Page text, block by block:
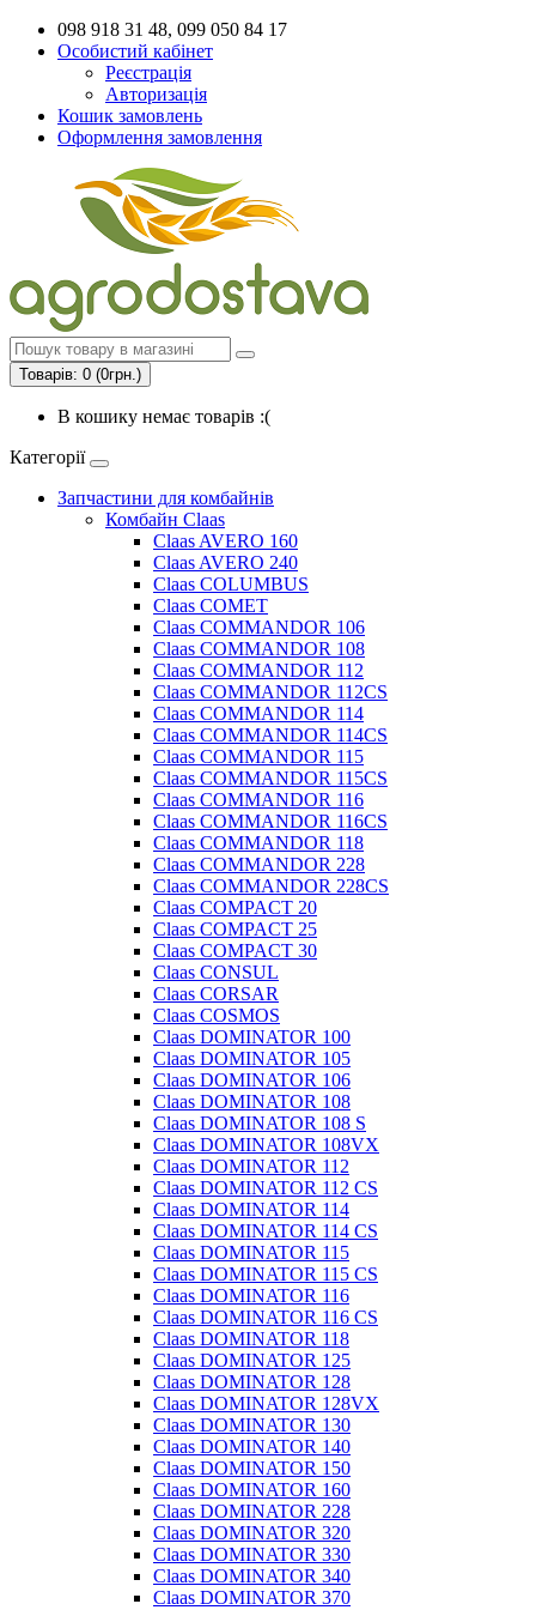
098 918 31 48, 099 050 84 17
Особистий кабінет
Реєстрація
Авторизація
Кошик замовлень
Оформлення замовлення
Товарів: 0 (0грн.)
В кошику немає товарів :(
Категорії
Запчастини для комбайнів
Комбайн Claas
Claas AVERO 160
Claas AVERO 240
Claas COLUMBUS
Claas COMET
Claas COMMANDOR 106
Claas COMMANDOR 108
Claas COMMANDOR 112
Claas COMMANDOR 112CS
Claas COMMANDOR 114
Claas COMMANDOR 114CS
Claas COMMANDOR 115
Claas COMMANDOR 115CS
Claas COMMANDOR 116
Claas COMMANDOR 116CS
Claas COMMANDOR 118
Claas COMMANDOR 228
Claas COMMANDOR 228CS
Claas COMPACT 20
Claas COMPACT 25
Claas COMPACT 30
Claas CONSUL
Claas CORSAR
Claas COSMOS
Claas DOMINATOR 100
Claas DOMINATOR 105
Claas DOMINATOR 106
Claas DOMINATOR 108
Claas DOMINATOR 108 S
Claas DOMINATOR 108VX
Claas DOMINATOR 112
Claas DOMINATOR 112 CS
Claas DOMINATOR 114
Claas DOMINATOR 114 CS
Claas DOMINATOR 115
Claas DOMINATOR 115 CS
Claas DOMINATOR 116
Claas DOMINATOR 116 CS
Claas DOMINATOR 118
Claas DOMINATOR 125
Claas DOMINATOR 128
Claas DOMINATOR 128VX
Claas DOMINATOR 130
Claas DOMINATOR 140
Claas DOMINATOR 150
Claas DOMINATOR 160
Claas DOMINATOR 228
Claas DOMINATOR 320
Claas DOMINATOR 330
Claas DOMINATOR 340
Claas DOMINATOR 370